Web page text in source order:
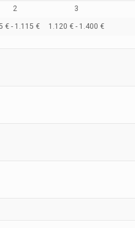
2 3
€ - 1.115 € 1.120 € - 1.400 €